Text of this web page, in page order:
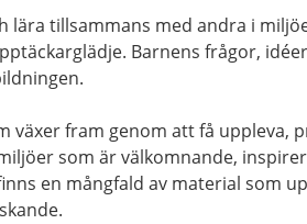
lära tillsammans med andra i
Barnens frågor,
växer fram genom att få uppleva,
som är välkomnande,
en mångfald av material som